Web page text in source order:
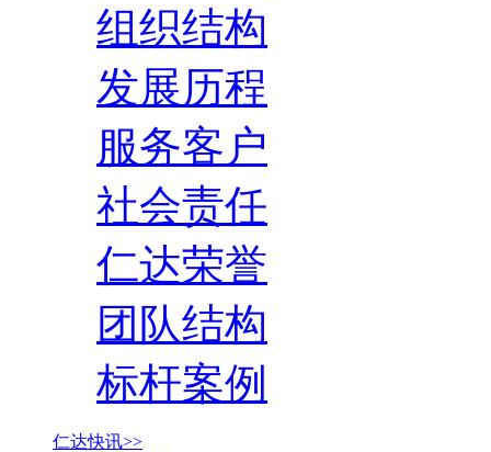
组织结构
发展历程
服务客户
社会责任
仁达荣誉
团队结构
标杆案例
仁达快讯>>